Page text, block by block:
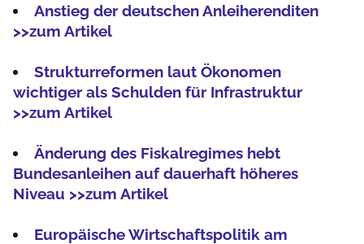
Anstieg der deutschen Anleiherenditen
>>zum Artikel
Strukturreformen laut Ökonomen
wichtiger als Schulden für Infrastruktur
>>zum Artikel
Änderung des Fiskalregimes hebt
Bundesanleihen auf dauerhaft höheres
Niveau >>zum Artikel
Europäische Wirtschaftspolitik am